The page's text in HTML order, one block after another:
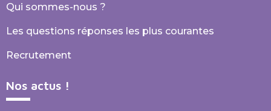
Qui sommes-nous ?
Les questions réponses les plus courantes
Recrutement
Nos actus !